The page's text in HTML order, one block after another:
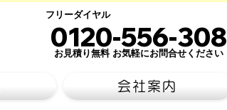
​0120-556-308
​お見積り無料 お気軽にお問合せください
​フリーダイヤル
会社案内